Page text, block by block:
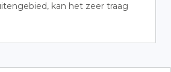
kan het zeer traag